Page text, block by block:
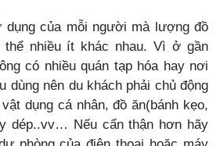
dụng của mỗi người mà lượng đồ
thể nhiều ít khác nhau. Vì ở gần
có nhiều quán tạp hóa hay nơi
dùng nên du khách phải chủ động
dụng cá nhân, đồ ăn(bánh kẹo,
dép..vv… Nếu cẩn thận hơn hãy